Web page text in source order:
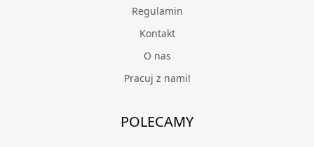
Regulamin
Kontakt
O nas
Pracuj z nami!
POLECAMY